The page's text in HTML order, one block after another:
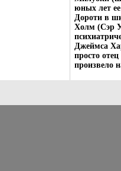
юных лет
Дороти в
Холм (Сэр
Джеймса
просто
произвело